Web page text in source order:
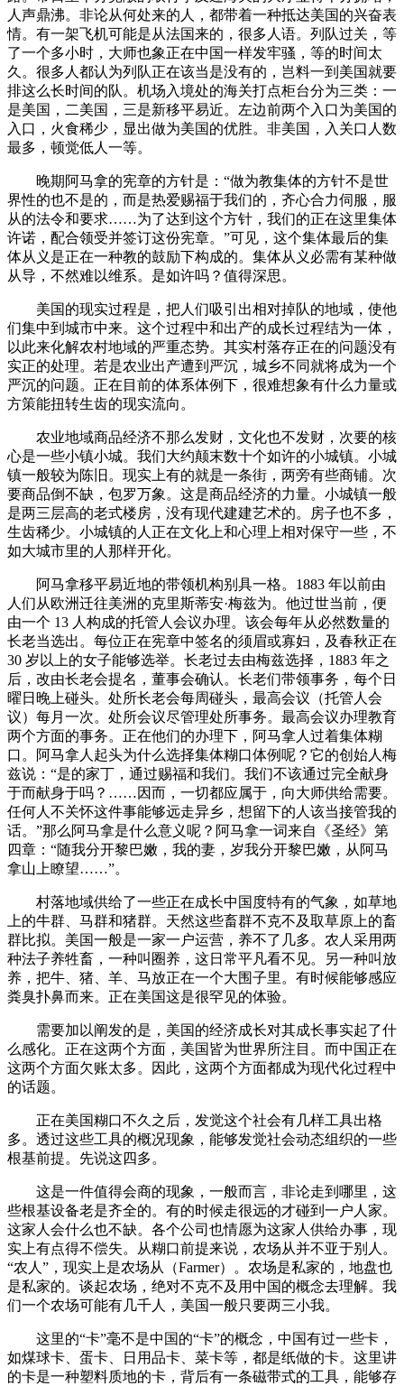
人声鼎沸。非论从何处来的人，都带着一种抵达美国的兴奋表
情。有一架飞机可能是从法国来的，很多人语。列队过关，等
了一个多小时，大师也象正在中国一样发牢骚，等的时间太
久。很多人都认为列队正在该当是没有的，岂料一到美国就要
排这么长时间的队。机场入境处的海关打点柜台分为三类：一
是美国，二美国，三是新移平易近。左边前两个入口为美国的
入口，火食稀少，显出做为美国的优胜。非美国，入关口人数
最多，顿觉低人一等。
晚期阿马拿的宪章的方针是：“做为教集体的方针不是世
界性的也不是的，而是热爱赐福于我们的，齐心合力伺服，服
从的法令和要求……为了达到这个方针，我们的正在这里集体
许诺，配合领受并签订这份宪章。”可见，这个集体最后的集
体从义是正在一种教的鼓励下构成的。集体从义必需有某种做
从导，不然难以维系。是如许吗？值得深思。
美国的现实过程是，把人们吸引出相对掉队的地域，使他
们集中到城市中来。这个过程中和出产的成长过程结为一体，
以此来化解农村地域的严重态势。其实村落存正在的问题没有
实正的处理。若是农业出产遭到严沉，城乡不同就将成为一个
严沉的问题。正在目前的体系体例下，很难想象有什么力量或
方策能扭转生齿的现实流向。
农业地域商品经济不那么发财，文化也不发财，次要的核
心是一些小镇小城。我们大约颠末数十个如许的小城镇。小城
镇一般较为陈旧。现实上有的就是一条街，两旁有些商铺。次
要商品倒不缺，包罗万象。这是商品经济的力量。小城镇一般
是两三层高的老式楼房，没有现代建建艺术的。房子也不多，
生齿稀少。小城镇的人正在文化上和心理上相对保守一些，不
如大城市里的人那样开化。
阿马拿移平易近地的带领机构别具一格。1883 年以前由
人们从欧洲迁往美洲的克里斯蒂安·梅兹为。他过世当前，便
由一个 13 人构成的托管人会议办理。该会每年从必然数量的
长老当选出。每位正在宪章中签名的须眉或寡妇，及春秋正在
30 岁以上的女子能够选举。长老过去由梅兹选择，1883 年之
后，改由长老会提名，董事会确认。长老们带领事务，每个日
曜日晚上碰头。处所长老会每周碰头，最高会议（托管人会
议）每月一次。处所会议尽管理处所事务。最高会议办理教育
两个方面的事务。正在他们的办理下，阿马拿人过着集体糊
口。阿马拿人起头为什么选择集体糊口体例呢？它的创始人梅
兹说：“是的家丁，通过赐福和我们。我们不该通过完全献身
于而献身于吗？……因而，一切都应属于，向大师供给需要。
任何人不关怀这件事能够远走异乡，想留下的人该当接管我的
话。”那么阿马拿是什么意义呢？阿马拿一词来自《圣经》第
四章：“随我分开黎巴嫩，我的妻，岁我分开黎巴嫩，从阿马
拿山上瞭望……”。
村落地域供给了一些正在成长中国度特有的气象，如草地
上的牛群、马群和猪群。天然这些畜群不克不及取草原上的畜
群比拟。美国一般是一家一户运营，养不了几多。农人采用两
种法子养牲畜，一种叫圈养，这日常平凡看不见。另一种叫放
养，把牛、猪、羊、马放正在一个大围子里。有时候能够感应
粪臭扑鼻而来。正在美国这是很罕见的体验。
需要加以阐发的是，美国的经济成长对其成长事实起了什
么感化。正在这两个方面，美国皆为世界所注目。而中国正在
这两个方面欠账太多。因此，这两个方面都成为现代化过程中
的话题。
正在美国糊口不久之后，发觉这个社会有几样工具出格
多。透过这些工具的概况现象，能够发觉社会动态组织的一些
根基前提。先说这四多。
这是一件值得会商的现象，一般而言，非论走到哪里，这
些根基设备老是齐全的。有的时候走很远的才碰到一户人家。
这家人会什么也不缺。各个公司也情愿为这家人供给办事，现
实上有点得不偿失。从糊口前提来说，农场从并不亚于别人。
“农人”，现实上是农场从（Farmer）。农场是私家的，地盘也
是私家的。谈起农场，绝对不克不及用中国的概念去理解。我
们一个农场可能有几千人，美国一般只要两三小我。
这里的“卡”毫不是中国的“卡”的概念，中国有过一些卡，
如煤球卡、蛋卡、日用品卡、菜卡等，都是纸做的卡。这里讲
的卡是一种塑料质地的卡，背后有一条磁带式的工具，能够存